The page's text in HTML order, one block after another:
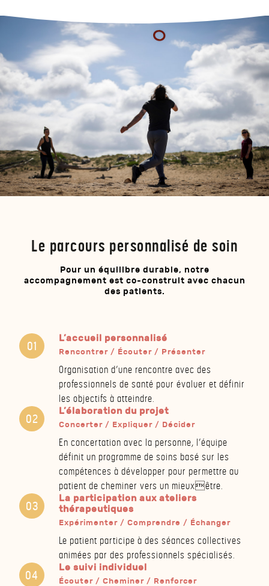
Le parcours personnalisé de soin
Pour un équilibre durable, notre
accompagnement est co-construit avec chacun
des patients.
L’accueil personnalisé
Rencontrer / Écouter / Présenter
Organisation d’une rencontre avec des
professionnels de santé pour évaluer et définir
les objectifs à atteindre.
L’élaboration du projet
Concerter / Expliquer / Décider
En concertation avec la personne, l’équipe
définit un programme de soins basé sur les
compétences à développer pour permettre au
patient de cheminer vers un mieuxêtre.
La participation aux ateliers
thérapeutiques
Expérimenter / Comprendre / Échanger
Le patient participe à des séances collectives
animées par des professionnels spécialisés.
Le suivi individuel
Écouter / Cheminer / Renforcer